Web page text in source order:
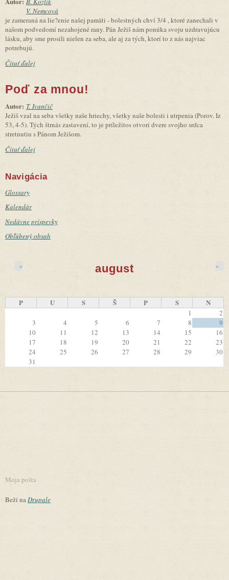
V. Nemcová
je zameraná na lie?enie našej pamäti - bolestných chví 3/4 , ktoré zanechali v
našom podvedomí nezahojené rany. Pán Ježiš nám ponúka svoju uzdravujúcu
lásku, aby sme prosili nielen za seba, ale aj za tých, ktorí to z nás najviac
potrebujú.
Čítať ďalej
Poď za mnou!
Autor: T. Ivančič
Ježiš vzal na seba všetky naše hriechy, všetky naše bolesti i utrpenia (Porov. Iz
53, 4-5). Tých štrnás zastavení, to je príležitos otvori dvere svojho srdca
stretnutiu s Pánom Ježišom.
Čítať ďalej
Navigácia
Glossary
Kalendár
Nedávne príspevky
Obľúbený obsah
august
« »
P U S Š P S N
1
2
3
4 5 6 7 8
9
10
11 12 13 14 15
16
17
18 19 20 21 22
23
24
25 26 27 28 29
30
31
Moja pošta
Beží na Drupale